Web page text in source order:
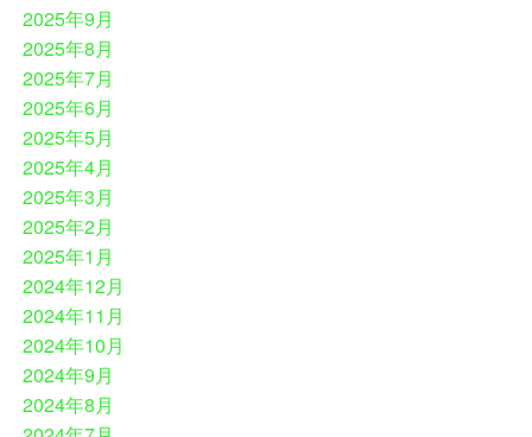
2025年9月
2025年8月
2025年7月
2025年6月
2025年5月
2025年4月
2025年3月
2025年2月
2025年1月
2024年12月
2024年11月
2024年10月
2024年9月
2024年8月